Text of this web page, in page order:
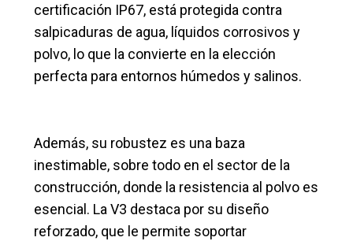
certificación IP67, está protegida contra
salpicaduras de agua, líquidos corrosivos y
polvo, lo que la convierte en la elección
perfecta para entornos húmedos y salinos.
Además, su robustez es una baza
inestimable, sobre todo en el sector de la
construcción, donde la resistencia al polvo es
esencial. La V3 destaca por su diseño
reforzado, que le permite soportar